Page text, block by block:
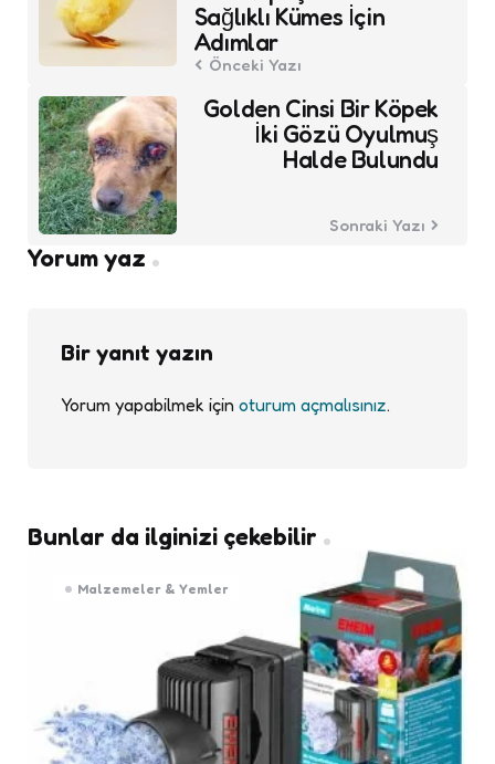
Sağlıklı Kümes İçin
Adımlar
Önceki Yazı
Golden Cinsi Bir Köpek
İki Gözü Oyulmuş
Halde Bulundu
Sonraki Yazı
Yorum yaz
Bir yanıt yazın
Yorum yapabilmek için oturum açmalısınız.
Bunlar da ilginizi çekebilir
Malzemeler & Yemler